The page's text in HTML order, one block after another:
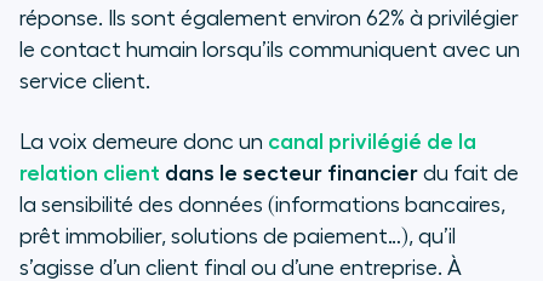
réponse. Ils sont également environ 62% à privilégier
le contact humain lorsqu’ils communiquent avec un
service client.
La voix demeure donc un canal privilégié de la
relation client dans le secteur financier du fait de
la sensibilité des données (informations bancaires,
prêt immobilier, solutions de paiement…), qu’il
s’agisse d’un client final ou d’une entreprise. À